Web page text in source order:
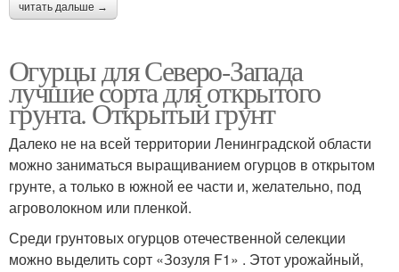
читать дальше →
Огурцы для Северо-Запада
лучшие сорта для открытого
грунта. Открытый грунт
Далеко не на всей территории Ленинградской области
можно заниматься выращиванием огурцов в открытом
грунте, а только в южной ее части и, желательно, под
агроволокном или пленкой.
Среди грунтовых огурцов отечественной селекции
можно выделить сорт «Зозуля F1» . Этот урожайный,